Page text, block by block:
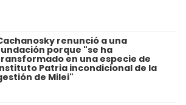
renunció a una
porque "se ha
en una especie de
Patria incondicional de la
de Milei"